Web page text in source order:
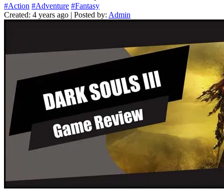
#Action #Adventure #Fantasy
Created: 4 years ago | Posted by: Admin